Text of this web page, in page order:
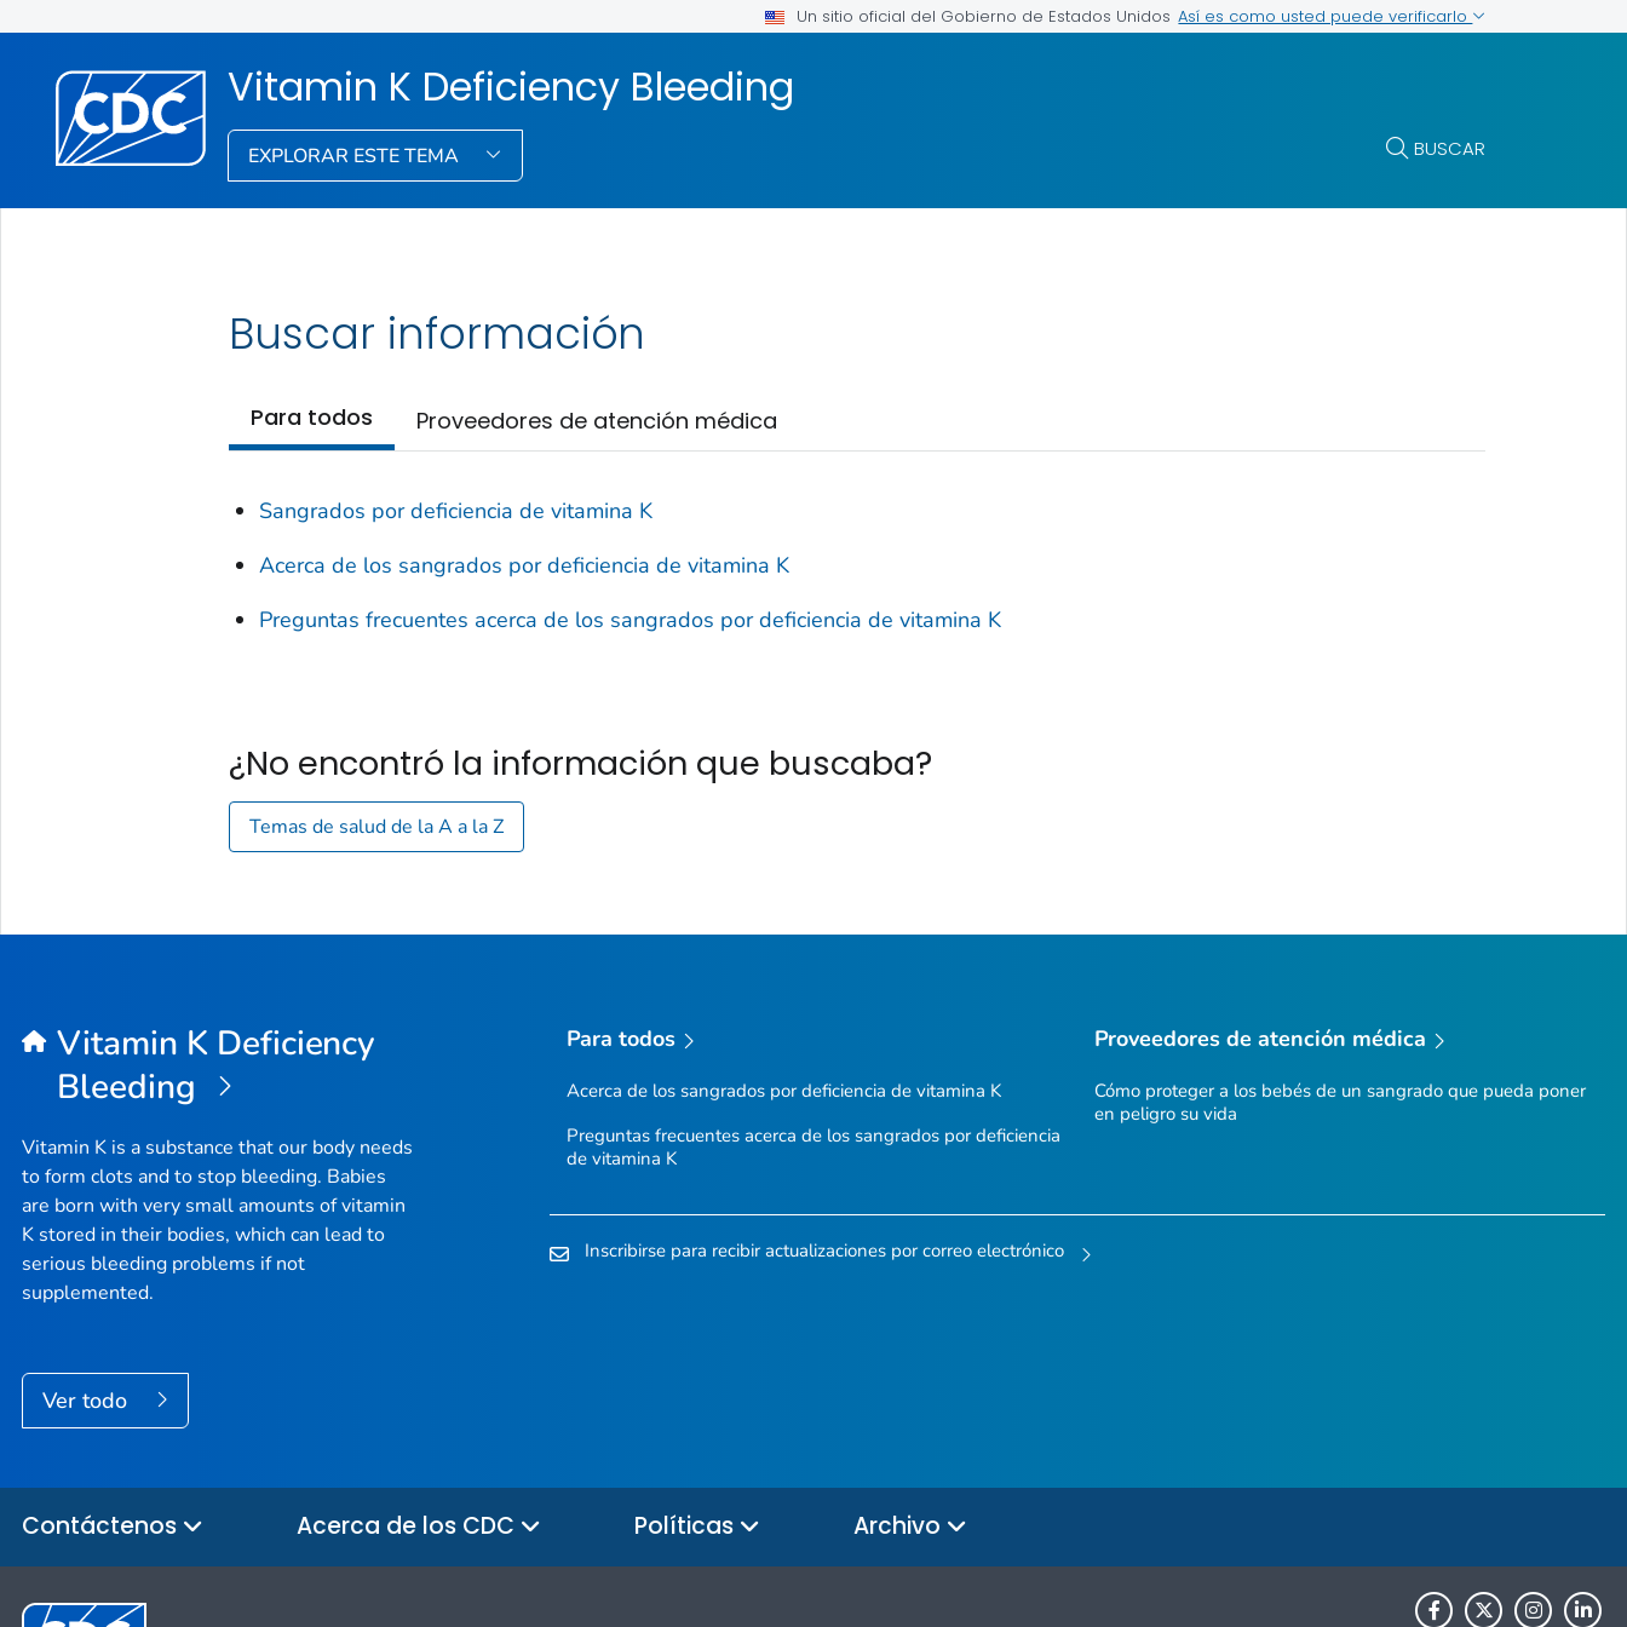
Un sitio oficial del Gobierno de Estados Unidos Así es como usted puede verificarlo
Vitamin K Deficiency Bleeding
EXPLORAR ESTE TEMA BUSCAR
Buscar información
Para todos Proveedores de atención médica
Sangrados por deficiencia de vitamina K
Acerca de los sangrados por deficiencia de vitamina K
Preguntas frecuentes acerca de los sangrados por deficiencia de vitamina K
¿No encontró la información que buscaba?
Temas de salud de la A a la Z
Vitamin K Deficiency
Bleeding
Vitamin K is a substance that our body needs
to form clots and to stop bleeding. Babies
are born with very small amounts of vitamin
K stored in their bodies, which can lead to
serious bleeding problems if not
supplemented.
Ver todo
Para todos
Acerca de los sangrados por deficiencia de vitamina K
Preguntas frecuentes acerca de los sangrados por deficiencia
de vitamina K
Proveedores de atención médica
Cómo proteger a los bebés de un sangrado que pueda poner
en peligro su vida
Inscribirse para recibir actualizaciones por correo electrónico
Contáctenos Acerca de los CDC Políticas Archivo